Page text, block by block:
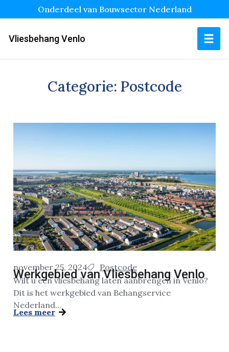
Onderdeel van Bouwsector Nederland
Vliesbehang Venlo
Categorie: Postcode
november 25, 2024 Postcode
Werkgebied van Vliesbehang Venlo
Wilt u een vliesbehang laten aanbrengen in Venlo?
Dit is het werkgebied van Behangservice
Nederland...
Lees meer